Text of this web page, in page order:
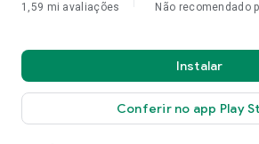
1,59 mi avaliações Não recomendado
Instalar
Conferir no app Play